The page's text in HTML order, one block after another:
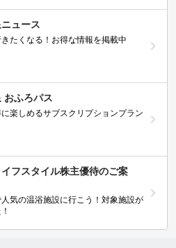
ュース
たくなる！お得な情報を掲載中
おふろパス
楽しめるサブスクリプションプラン
イフスタイル株主優待のご案
気の温浴施設に行こう！対象施設が